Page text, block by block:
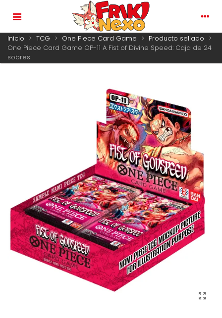
Inicio > TCG > One Piece Card Game > Producto sellado >
One Piece Card Game OP-11 A Fist of Divine Speed: Caja de 24
sobres